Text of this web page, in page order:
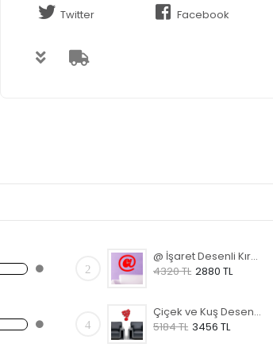
Twitter Facebook
2
@ İşaret Desenli Kırmızı Dekoratif Duvar Saati
4320 TL 2880 TL
4
Çiçek ve Kuş Desenli Kırmızı Dekoratif Duvar Saati
5184 TL 3456 TL